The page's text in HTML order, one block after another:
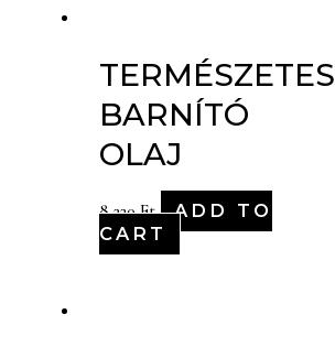
TERMÉSZETES
BARNÍTÓ
OLAJ
8,220Ft
ADD TO
CART